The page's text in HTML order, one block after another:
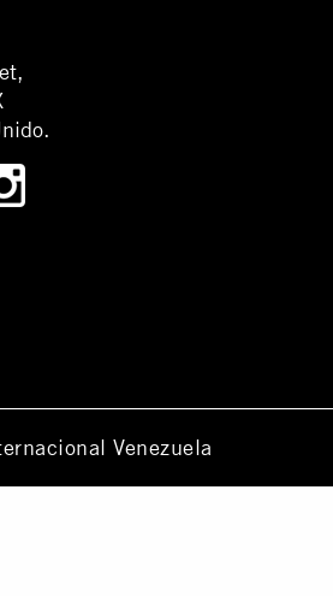
Venezuela